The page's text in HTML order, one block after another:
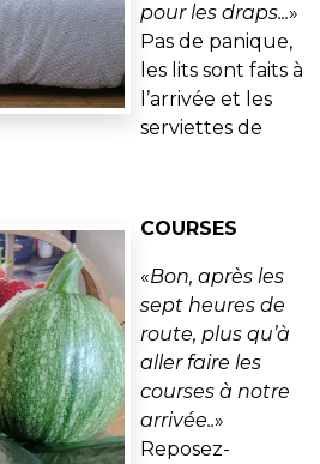
pour les draps...»
Pas de panique,
les lits sont faits à
l’arrivée et les
serviettes de
COURSES
«Bon, après les
sept heures de
route, plus qu’à
aller faire les
courses à notre
arrivée..»
Reposez-